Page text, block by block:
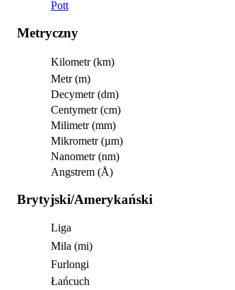
Pott
Metryczny
Kilometr (km)
Metr (m)
Decymetr (dm)
Centymetr (cm)
Milimetr (mm)
Mikrometr (µm)
Nanometr (nm)
Angstrem (Å)
Brytyjski/Amerykański
Liga
Mila (mi)
Furlongi
Łańcuch